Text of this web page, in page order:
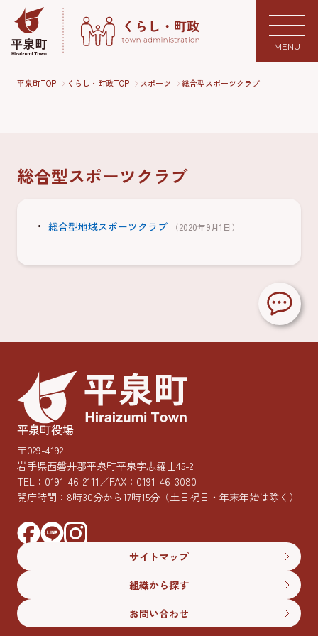
MENU
平泉町TOP くらし・町政TOP スポーツ 総合型スポーツクラブ
総合型スポーツクラブ
総合型地域スポーツクラブ （2020年9月1日）
平泉町役場
〒029-4192
岩手県西磐井郡平泉町平泉字志羅山45-2
TEL： 0191-46-2111／FAX：0191-46-3080
開庁時間：8時30分から17時15分 （土日祝日・年末年始は除く）
サイトマップ
組織から探す
お問い合わせ